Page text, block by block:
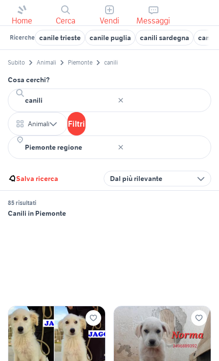
Home Cerca Vendi Messaggi
Ricerche canile trieste canile puglia canili sardegna
Subito Animali Piemonte canili
Cosa cerchi?
Animali Filtri
Salva ricerca Dal più rilevante
85 risultati
Canili in Piemonte